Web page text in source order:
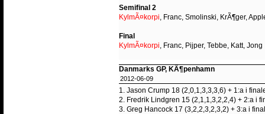
Semifinal 2
KylmÃ¤korpi, Franc, Smolinski, KrÃ¶ger,
Final
KylmÃ¤korpi, Franc, Pijper, Tebbe, Katt, Jong
Danmarks GP, KÃ¶penhamn
2012-06-09
1. Jason Crump 18 (2,0,1,3,3,3,6) + 1:a i
2. Fredrik Lindgren 15 (2,1,1,3,2,2,4) + 2:a i
3. Greg Hancock 17 (3,2,2,3,2,3,2) + 3:a i